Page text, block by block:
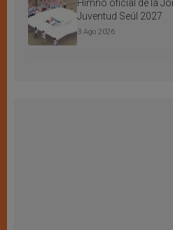
Himno oficial de la
Juventud Seúl 2027
3 Ago 2026